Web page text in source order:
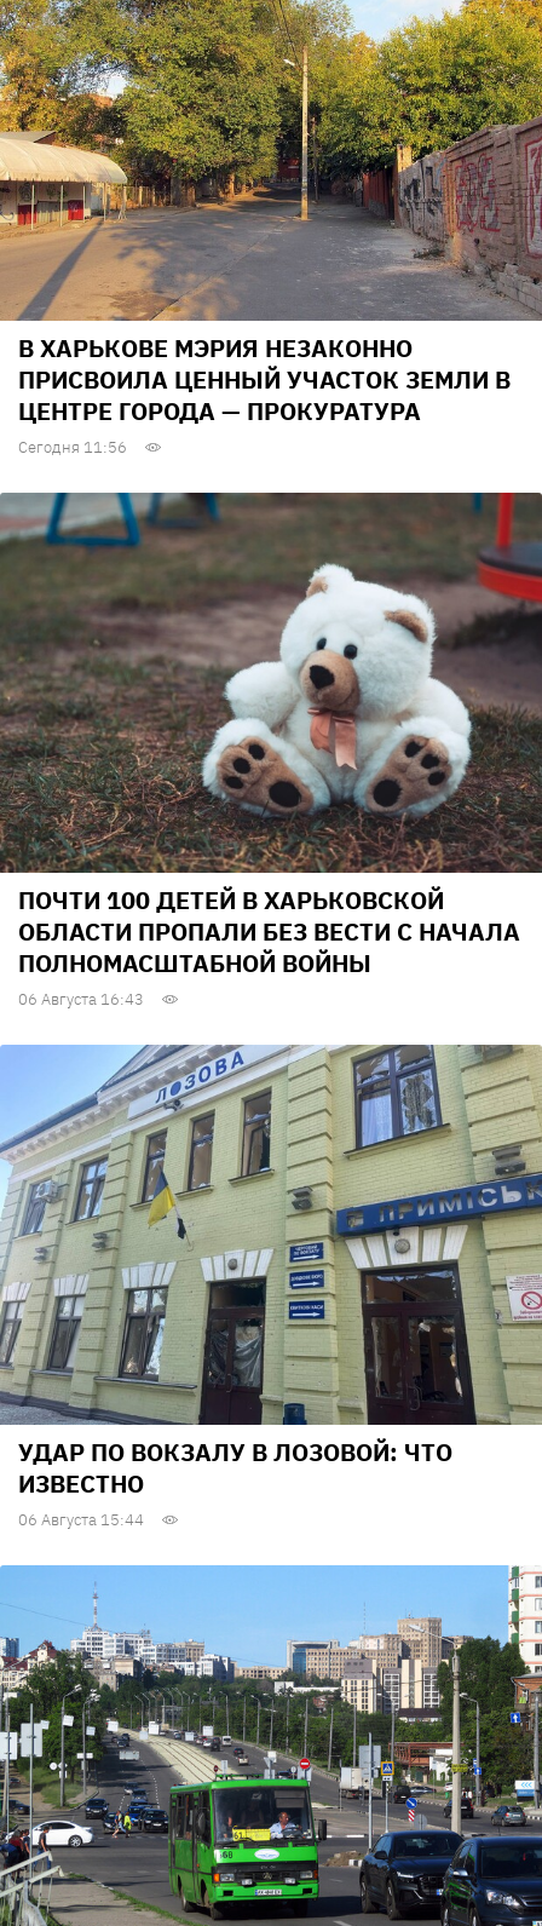
В ХАРЬКОВЕ МЭРИЯ НЕЗАКОННО
ПРИСВОИЛА ЦЕННЫЙ УЧАСТОК ЗЕМЛИ В
ЦЕНТРЕ ГОРОДА — ПРОКУРАТУРА
Сегодня 11:56
ПОЧТИ 100 ДЕТЕЙ В ХАРЬКОВСКОЙ
ОБЛАСТИ ПРОПАЛИ БЕЗ ВЕСТИ С НАЧАЛА
ПОЛНОМАСШТАБНОЙ ВОЙНЫ
06 Августа 16:43
УДАР ПО ВОКЗАЛУ В ЛОЗОВОЙ: ЧТО
ИЗВЕСТНО
06 Августа 15:44